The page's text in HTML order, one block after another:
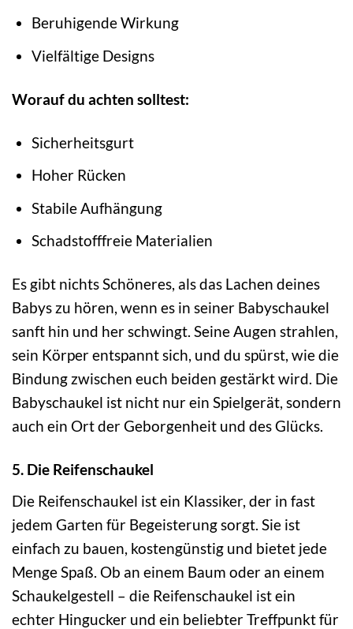
Beruhigende Wirkung
Vielfältige Designs
Worauf du achten solltest:
Sicherheitsgurt
Hoher Rücken
Stabile Aufhängung
Schadstofffreie Materialien
Es gibt nichts Schöneres, als das Lachen deines
Babys zu hören, wenn es in seiner Babyschaukel
sanft hin und her schwingt. Seine Augen strahlen,
sein Körper entspannt sich, und du spürst, wie die
Bindung zwischen euch beiden gestärkt wird. Die
Babyschaukel ist nicht nur ein Spielgerät, sondern
auch ein Ort der Geborgenheit und des Glücks.
5. Die Reifenschaukel
Die Reifenschaukel ist ein Klassiker, der in fast
jedem Garten für Begeisterung sorgt. Sie ist
einfach zu bauen, kostengünstig und bietet jede
Menge Spaß. Ob an einem Baum oder an einem
Schaukelgestell – die Reifenschaukel ist ein
echter Hingucker und ein beliebter Treffpunkt für